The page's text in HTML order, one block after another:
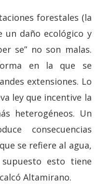
forestales (la
un daño ecológico y
se” no son malas.
en la que se
extensiones. Lo
ley que incentive la
heterogéneos. Un
consecuencias
se refiere al agua,
esto tiene
Altamirano.